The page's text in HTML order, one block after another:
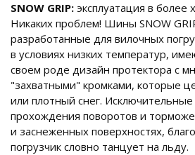
SNOW GRIP: эксплуатация в более
Никаких проблем! Шины SNOW
разработанные для вилочных
в условиях низких температур,
своем роде дизайн протектора с
"захватными" кромками, которые
или плотный снег. Исключительные
прохождения поворотов и
и заснеженных поверхностях,
погрузчик словно танцует на льду.